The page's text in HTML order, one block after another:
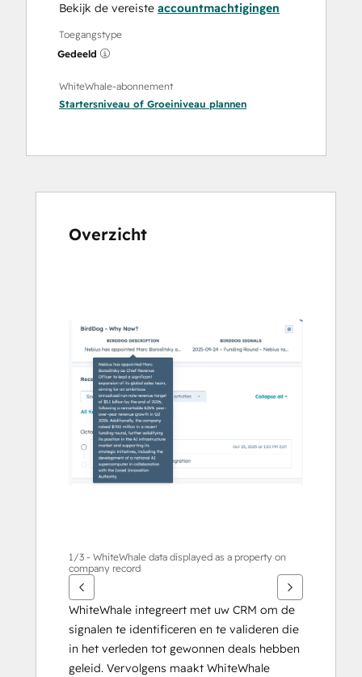
Bekijk de vereiste accountmachtigingen
Toegangstype
Gedeeld
WhiteWhale-abonnement
Startersniveau of Groeiniveau plannen
Overzicht
om
andere
items
weer
geven
1/3 - WhiteWhale data displayed as a property on
company record
WhiteWhale integreert met uw CRM om de
signalen te identificeren en te valideren die
in het verleden tot gewonnen deals hebben
geleid. Vervolgens maakt WhiteWhale